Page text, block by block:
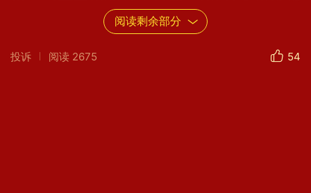
二百米不脱靶，手枪、猎枪也是好手。自
称有枝AK47，一百二十发子弹，过索马里
海盗区就免去了海军导弹驱逐舰护航，这
阅读剩余部分
投诉 阅读 2675 54